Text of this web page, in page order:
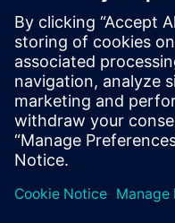
продукти
Додаткова
Веб-сайт: ЛЮТ &